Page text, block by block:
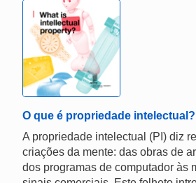
O que é propriedade intelectual?
A propriedade intelectual (PI) diz
criações da mente: das obras de
dos programas de computador às